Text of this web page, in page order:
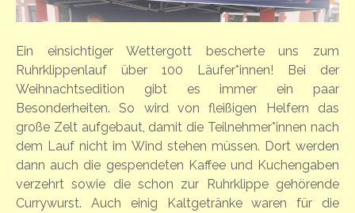
Ein einsichtiger Wettergott bescherte uns zum
Ruhrklippenlauf über 100 Läufer*innen! Bei der
Weihnachtsedition gibt es immer ein paar
Besonderheiten. So wird von fleißigen Helfern das
große Zelt aufgebaut, damit die Teilnehmer*innen nach
dem Lauf nicht im Wind stehen müssen. Dort werden
dann auch die gespendeten Kaffee und Kuchengaben
verzehrt sowie die schon zur Ruhrklippe gehörende
Currywurst. Auch einig Kaltgetränke waren für die